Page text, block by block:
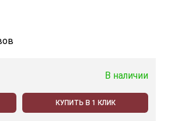
В наличии
КУПИТЬ В 1 КЛИК